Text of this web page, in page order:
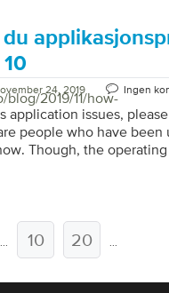
programmer og
problemer med den
på å erstatte din
før du gjør det, vil jeg
2019/11/how-
24, 2019 Ingen
application issues,
people who have been
Though, the
for you to get this
your PC When a […]
... 10 20 ...